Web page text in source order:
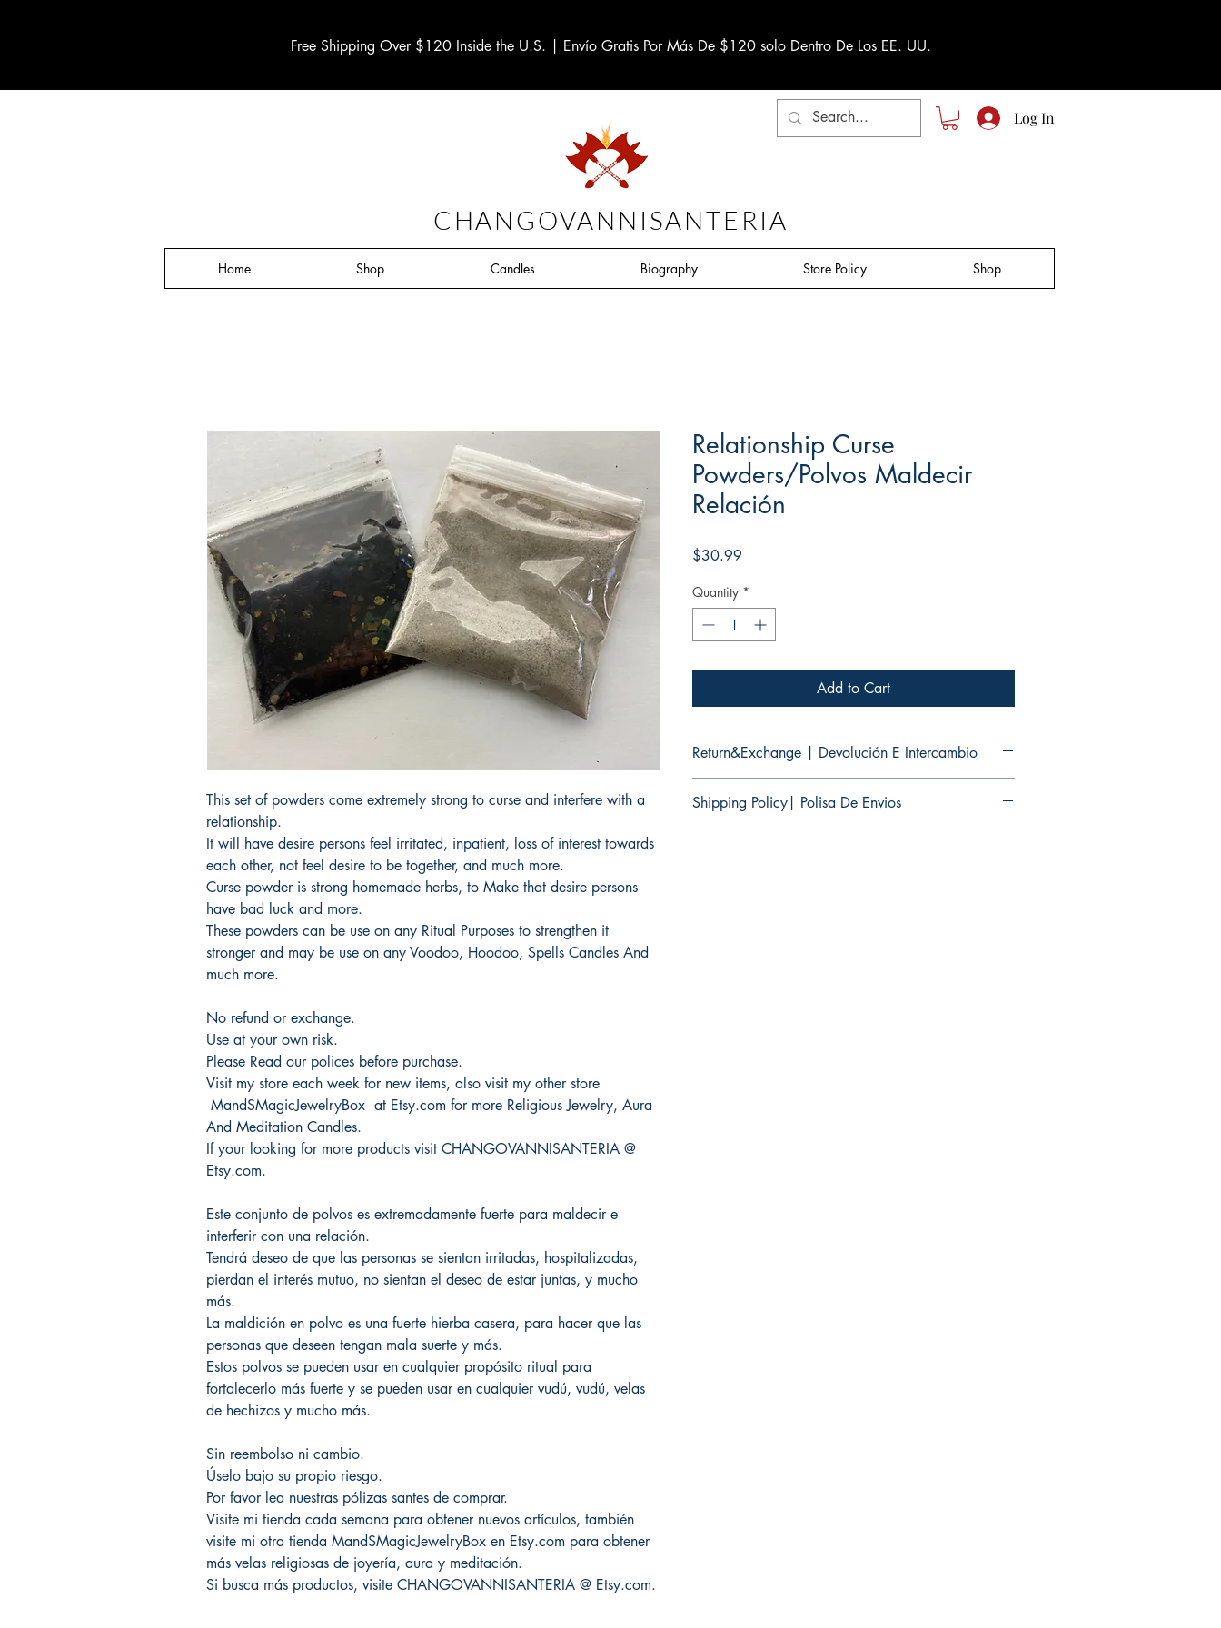
Free Shipping Over $120 Inside the U.S. | Envío Gratis Por Más De $120 solo Dentro De Los EE. UU.
CHANGOVANNISANTERIA
Log In
Home Shop Candles Biography Store Policy Shop
This set of powders come extremely strong to curse and interfere with a
relationship.
It will have desire persons feel irritated, inpatient, loss of interest towards
each other, not feel desire to be together, and much more.
Curse powder is strong homemade herbs, to Make that desire persons
have bad luck and more.
These powders can be use on any Ritual Purposes to strengthen it
stronger and may be use on any Voodoo, Hoodoo, Spells Candles And
much more.
No refund or exchange.
Use at your own risk.
Please Read our polices before purchase.
Visit my store each week for new items, also visit my other store
MandSMagicJewelryBox at Etsy.com for more Religious Jewelry, Aura
And Meditation Candles.
If your looking for more products visit CHANGOVANNISANTERIA @
Etsy.com.
Este conjunto de polvos es extremadamente fuerte para maldecir e
interferir con una relación.
Tendrá deseo de que las personas se sientan irritadas, hospitalizadas,
pierdan el interés mutuo, no sientan el deseo de estar juntas, y mucho
más.
La maldición en polvo es una fuerte hierba casera, para hacer que las
personas que deseen tengan mala suerte y más.
Estos polvos se pueden usar en cualquier propósito ritual para
fortalecerlo más fuerte y se pueden usar en cualquier vudú, vudú, velas
de hechizos y mucho más.
Sin reembolso ni cambio.
Úselo bajo su propio riesgo.
Por favor lea nuestras pólizas santes de comprar.
Visite mi tienda cada semana para obtener nuevos artículos, también
visite mi otra tienda MandSMagicJewelryBox en Etsy.com para obtener
más velas religiosas de joyería, aura y meditación.
Si busca más productos, visite CHANGOVANNISANTERIA @ Etsy.com.
Relationship Curse
Powders/Polvos Maldecir
Relación
$30.99
Quantity *
Add to Cart
Return&Exchange | Devolución E Intercambio
products.
Shipping Policy| Polisa De Envios